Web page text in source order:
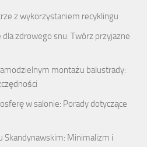
z wykorzystaniem recyklingu
zdrowego snu: Twórz przyjazne
montażu balustrady:
w salonie: Porady dotyczące
Skandynawskim: Minimalizm i